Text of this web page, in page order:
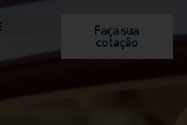
Faça sua
cotação